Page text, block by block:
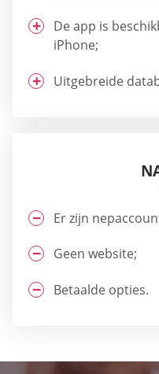
De app is
iPhone;
Uitgebreide
Er zijn
Geen website;
Betaalde opties.